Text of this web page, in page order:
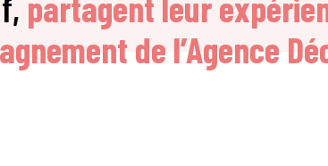
de l’Agence